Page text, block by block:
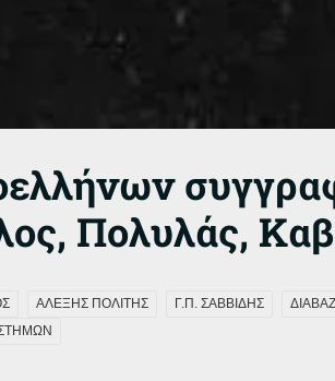
Πολυλάς,
ΑΛΕΞΗΣ ΠΟΛΙΤΗΣ Γ.Π. ΣΑΒΒΙΔΗΣ